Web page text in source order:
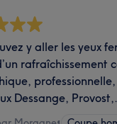
y aller les yeux
Dessange,